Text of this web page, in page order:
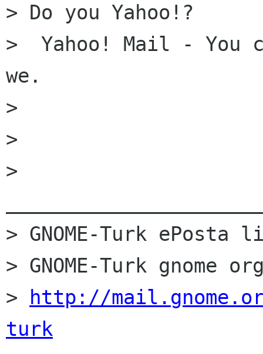
> Do you Yahoo!?
>  Yahoo! Mail - You
we.
>
>
>
> GNOME-Turk ePosta
> GNOME-Turk gnome
>
http://
turk